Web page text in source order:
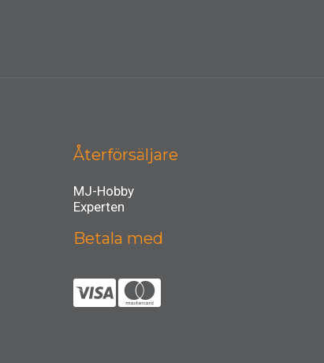
Återförsäljare
MJ-Hobby
Experten
Betala med